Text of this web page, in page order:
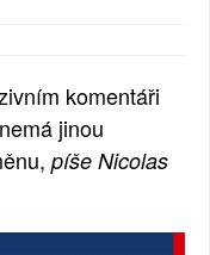
komentáři
jinou
píše Nicolas